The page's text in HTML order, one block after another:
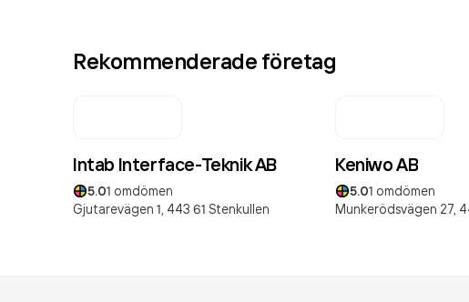
Rekommenderade företag
Intab Interface-Teknik AB
5.01 omdömen
Gjutarevägen 1, 443 61 Stenkullen
Keniwo AB
5.01 omdömen
Munkerödsvägen 27,